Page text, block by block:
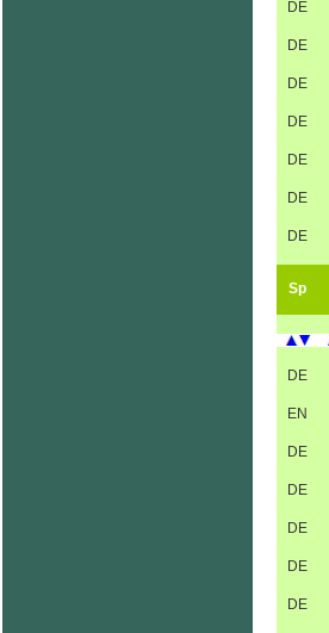
DE
DE
DE
DE
DE
DE
DE
Sp
DE
EN
DE
DE
DE
DE
DE